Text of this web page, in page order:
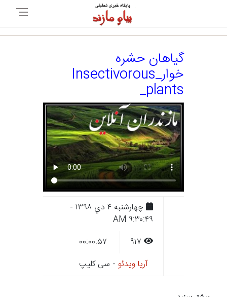
گیاهان حشره
خوار_Insectivorous
plants_
چهارشنبه ۴ دي ۱۳۹۸ -
۹:۳۰:۴۹ AM
آریا ویدئو - سی کلیپ